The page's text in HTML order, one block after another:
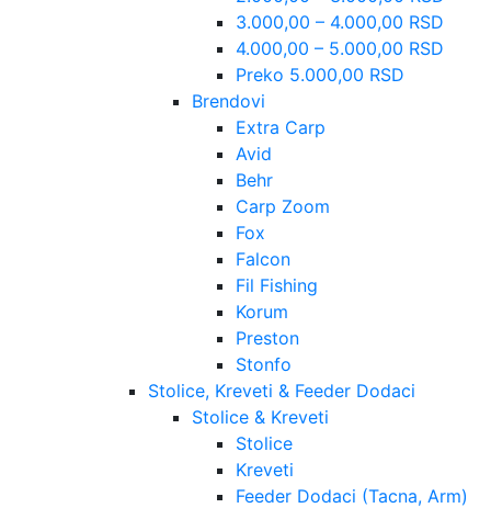
3.000,00 – 4.000,00 RSD
4.000,00 – 5.000,00 RSD
Preko 5.000,00 RSD
Brendovi
Extra Carp
Avid
Behr
Carp Zoom
Fox
Falcon
Fil Fishing
Korum
Preston
Stonfo
Stolice, Kreveti & Feeder Dodaci
Stolice & Kreveti
Stolice
Kreveti
Feeder Dodaci (Tacna, Arm)